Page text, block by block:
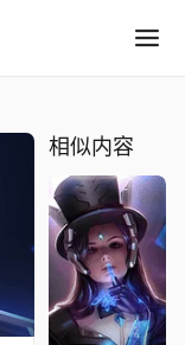
相似内容